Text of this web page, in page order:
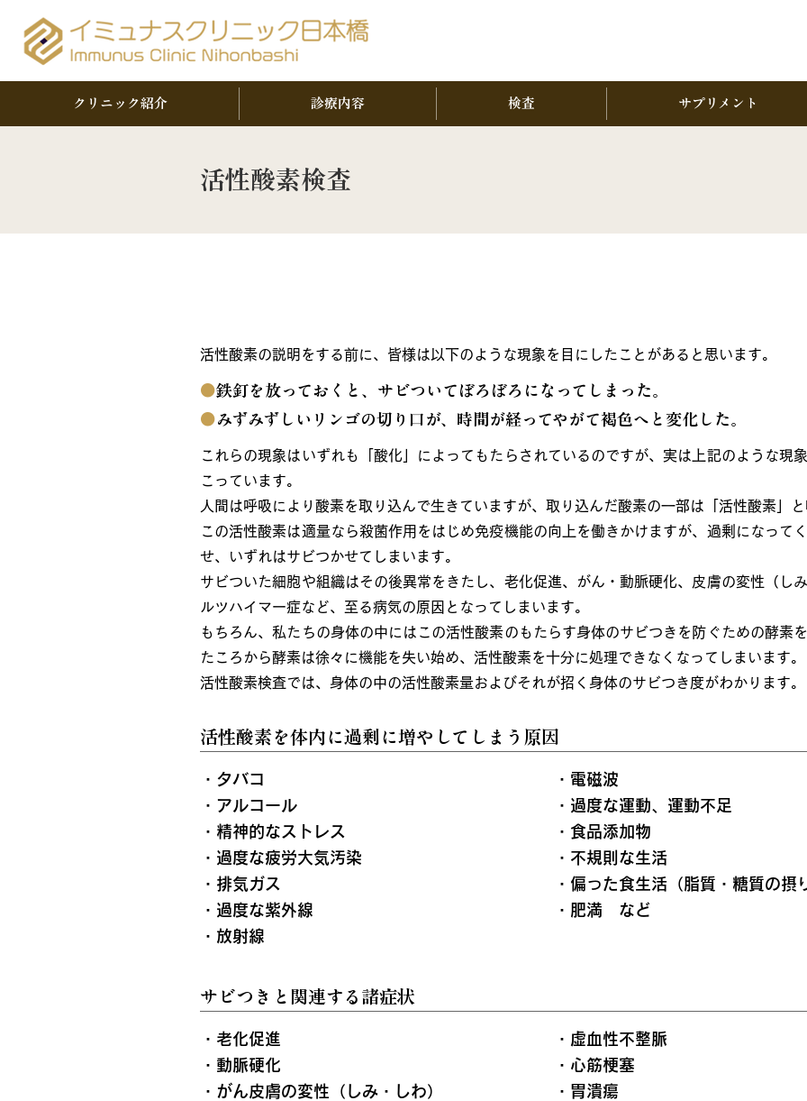
クリニック紹介 診療内容 検査 サプリメント
活性酸素検査
活性酸素の説明をする前に、皆様は以下のような現象を目にしたことがあると思います。
●鉄釘を放っておくと、サビついてぼろぼろになってしまった。
●みずみずしいリンゴの切り口が、時間が経ってやがて褐色へと変化した。
これらの現象はいずれも「酸化」によってもたらされているのですが、実は上記のような現
こっています。
人間は呼吸により酸素を取り込んで生きていますが、取り込んだ酸素の一部は「活性酸素」
この活性酸素は適量なら殺菌作用をはじめ免疫機能の向上を働きかけますが、過剰になって
せ、いずれはサビつかせてしまいます。
サビついた細胞や組織はその後異常をきたし、老化促進、がん・動脈硬化、皮膚の変性（し
ルツハイマー症など、至る病気の原因となってしまいます。
もちろん、私たちの身体の中にはこの活性酸素のもたらす身体のサビつきを防ぐための酵素
たころから酵素は徐々に機能を失い始め、活性酸素を十分に処理できなくなってしまいます。
活性酸素検査では、身体の中の活性酸素量およびそれが招く身体のサビつき度がわかります。
活性酸素を体内に過剰に増やしてしまう原因
・タバコ
・アルコール
・精神的なストレス
・過度な疲労大気汚染
・排気ガス
・過度な紫外線
・放射線
・電磁波
・過度な運動、運動不足
・食品添加物
・不規則な生活
・偏った食生活（脂質・糖質の摂
・肥満 など
サビつきと関連する諸症状
・老化促進
・動脈硬化
・がん皮膚の変性（しみ・しわ）
・虚血性不整脈
・心筋梗塞
・胃潰瘍